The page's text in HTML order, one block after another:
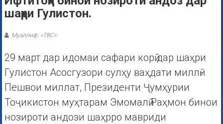
шаҳри Гулистон.
Муаллиф: «ТВС»
29 март дар идомаи сафари корӣ дар шаҳри
Гулистон Асосгузори сулҳу ваҳдати миллӣ-
Пешвои миллат, Президенти Ҷумҳурии
Тоҷикистон муҳтарам Эмомалӣ Раҳмон бинои
нозироти андози шаҳрро мавриди